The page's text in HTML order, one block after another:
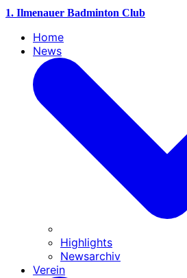
1. Ilmenauer Badminton Club
Home
News
Highlights
Newsarchiv
Verein